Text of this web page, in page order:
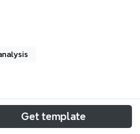
template은 넷플릭스(Netflix)
Hastings) CEO가 발표한 경
Get template